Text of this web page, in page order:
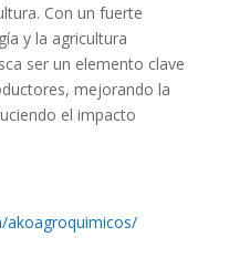
Con un fuerte
y la agricultura
ser un elemento clave
mejorando la
el impacto
akoagroquimicos/